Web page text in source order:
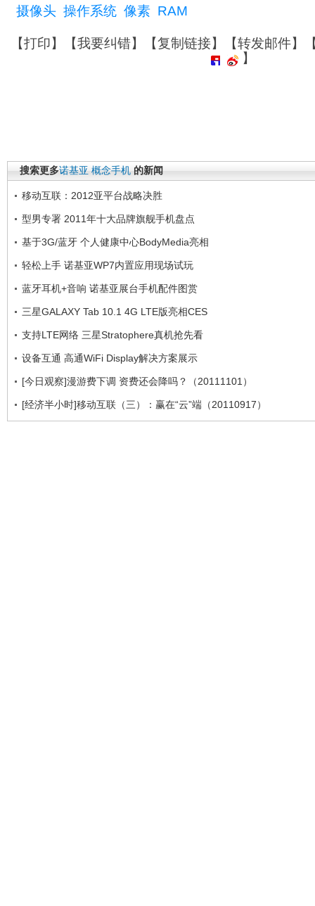
摄像头 操作系统 像素 RAM
【打印】【我要纠错】【复制链接】【转发邮件】
】
搜索更多诺基亚 概念手机 的新闻
移动互联：2012亚平台战略决胜
型男专署 2011年十大品牌旗舰手机盘点
基于3G/蓝牙 个人健康中心BodyMedia亮相
轻松上手 诺基亚WP7内置应用现场试玩
蓝牙耳机+音响 诺基亚展台手机配件图赏
三星GALAXY Tab 10.1 4G LTE版亮相CES
支持LTE网络 三星Stratophere真机抢先看
设备互通 高通WiFi Display解决方案展示
[今日观察]漫游费下调 资费还会降吗？（20111101）
[经济半小时]移动互联（三）：赢在“云”端（20110917）